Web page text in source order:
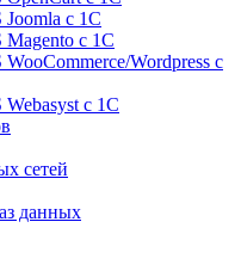
с 1С
Magento с 1С
Wordpress с
с 1С
сетей
данных